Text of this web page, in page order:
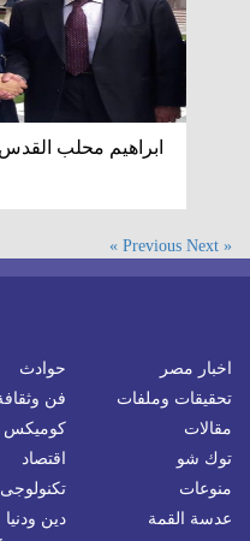
ابراهيم محلب
« Previous
Next »
اخبار مصر حوادث
تحقيقات وملفات
فن
مقالات
كوميكس
توك شو
اقتصاد
منوعات
تكنولوجى
عدسة القمة
دين ودنيا